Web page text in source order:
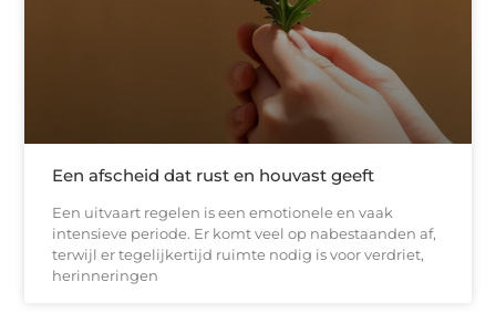
Een afscheid dat rust en houvast geeft
Een uitvaart regelen is een emotionele en vaak
intensieve periode. Er komt veel op nabestaanden af,
terwijl er tegelijkertijd ruimte nodig is voor verdriet,
herinneringen